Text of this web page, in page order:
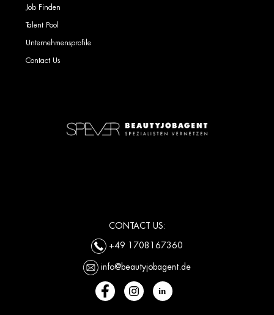
Job Finden
Talent Pool
Unternehmensprofile
Contact Us
CONTACT US:
+49 1708167360
info@beautyjobagent.de